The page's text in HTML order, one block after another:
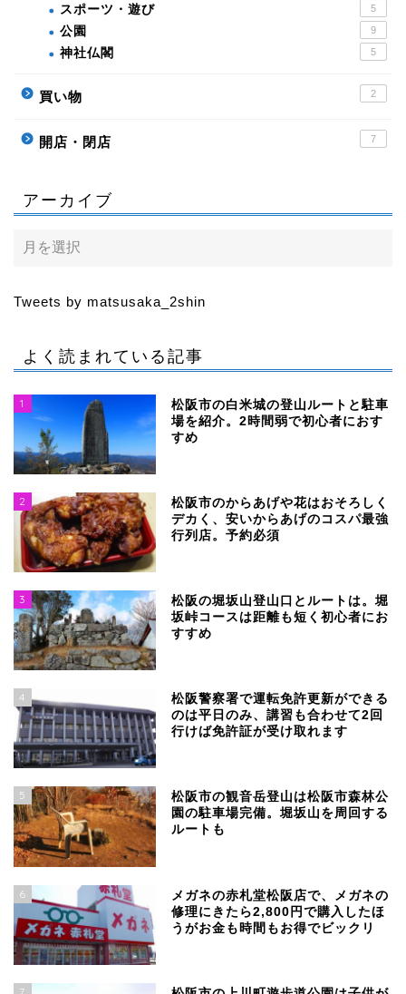
スポーツ・遊び 5
公園 9
神社仏閣 5
買い物 2
開店・閉店 7
アーカイブ
Tweets by matsusaka_2shin
よく読まれている記事
1
松阪市の白米城の登山ルートと駐車
場を紹介。2時間弱で初心者におす
すめ
2
松阪市のからあげや花はおそろしく
デカく、安いからあげのコスパ最強
行列店。予約必須
3
松阪の堀坂山登山口とルートは。堀
坂峠コースは距離も短く初心者にお
すすめ
4
松阪警察署で運転免許更新ができる
のは平日のみ、講習も合わせて2回
行けば免許証が受け取れます
5
松阪市の観音岳登山は松阪市森林公
園の駐車場完備。堀坂山を周回する
ルートも
6
メガネの赤札堂松阪店で、メガネの
修理にきたら2,800円で購入したほ
うがお金も時間もお得でビックリ